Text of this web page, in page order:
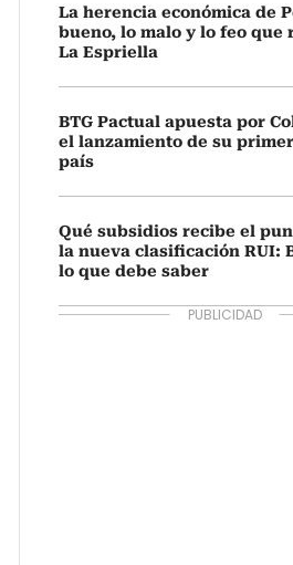
La herencia económica de
bueno, lo malo y lo feo que
La Espriella
BTG Pactual apuesta por
el lanzamiento de su
país
Qué subsidios recibe el
la nueva clasificación RUI:
lo que debe saber